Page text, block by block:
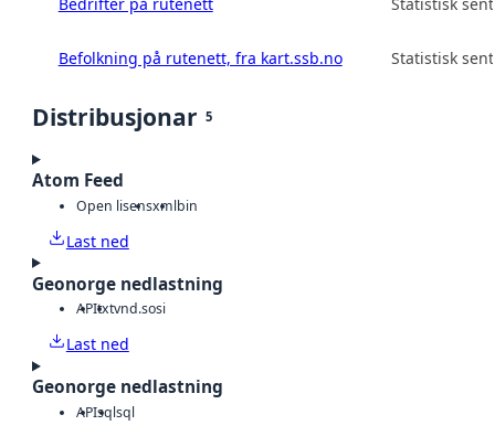
Befolkning på rutenett, fra kart.ssb.no Statistisk
Distribusjonar 5
Atom Feed
Open lisensxmlbin
Last ned
Geonorge nedlastning
APItxtvnd.sosi
Last ned
Geonorge nedlastning
APIsqlsql